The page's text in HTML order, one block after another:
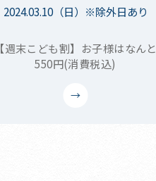
2024.03.10（日）※除外日あり
【週末こども割】お子様はなんと
550円(消費税込)